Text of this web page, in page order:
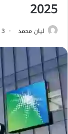
2025
ليان محمد 3 سبتمبر، 2025